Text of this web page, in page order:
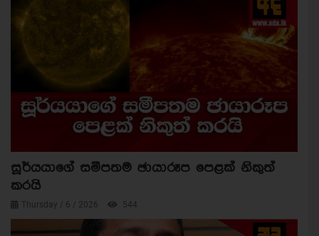
සූර්යයාගේ සමීපතම ඡායාරූප පෙළක් නිකුත්
කරයි
Thursday / 6 / 2026 544